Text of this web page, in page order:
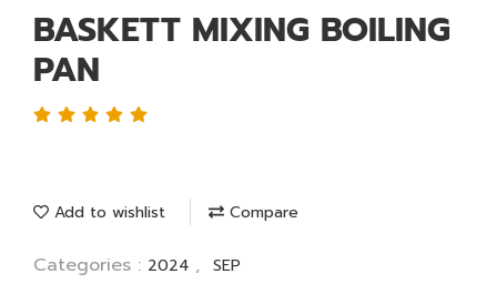
BASKETT MIXING BOILING
PAN
Add to wishlist Compare
Categories : 2024 , SEP